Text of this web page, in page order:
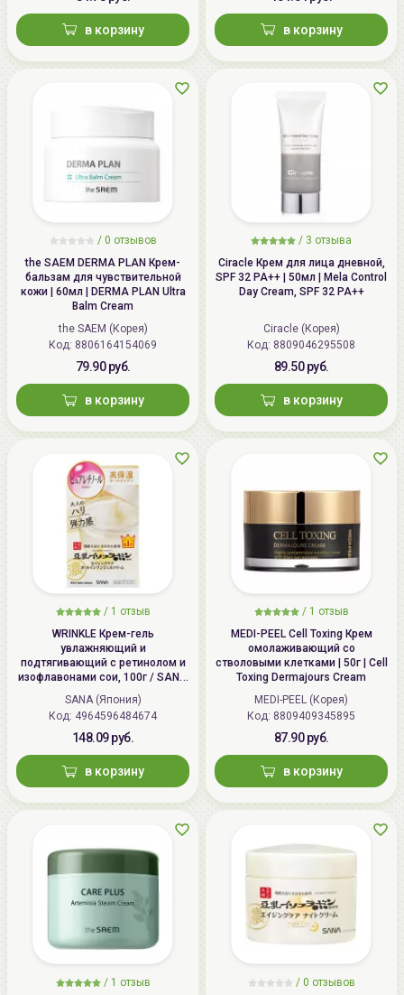
в корзину в корзину
/ 0 отзывов
the SAEM DERMA PLAN Крем-
бальзам для чувствительной
кожи | 60мл | DERMA PLAN Ultra
Balm Cream
the SAEM (Корея)
Код: 8806164154069
79.90 руб.
в корзину
/ 3 отзыва
Ciracle Крем для лица дневной,
SPF 32 PA++ | 50мл | Mela Control
Day Cream, SPF 32 PA++
Ciracle (Корея)
Код: 8809046295508
89.50 руб.
в корзину
/ 1 отзыв
WRINKLE Крем-гель
увлажняющий и
подтягивающий с ретинолом и
изофлавонами сои, 100г / SANA
WRINKLE Gel Cream
SANA (Япония)
Код: 4964596484674
148.09 руб.
в корзину
/ 1 отзыв
MEDI-PEEL Cell Toxing Крем
омолаживающий со
стволовыми клетками | 50г | Cell
Toxing Dermajours Cream
MEDI-PEEL (Корея)
Код: 8809409345895
87.90 руб.
в корзину
/ 1 отзыв
/ 0 отзывов